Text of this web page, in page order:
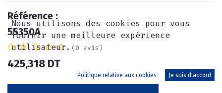
Référence :
55350A
(0 avis)
425,318 DT
Nous utilisons des cookies pour vous
fournir une meilleure expérience
utilisateur.
Politique relative aux cookies Je suis d'accord